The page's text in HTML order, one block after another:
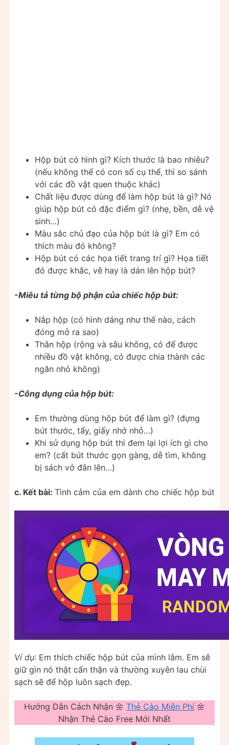
Hộp bút có hình gì? Kích thước là bao nhiêu?
(nếu không thể có con số cụ thể, thì so sánh
với các đồ vật quen thuộc khác)
Chất liệu được dùng để làm hộp bút là gì? Nó
giúp hộp bút có đặc điểm gì? (nhẹ, bền, dễ vệ
sinh…)
Màu sắc chủ đạo của hộp bút là gì? Em có
thích màu đó không?
Hộp bút có các họa tiết trang trí gì? Họa tiết
đó được khắc, vẽ hay là dán lên hộp bút?
-Miêu tả từng bộ phận của chiếc hộp bút:
Nắp hộp (có hình dáng như thế nào, cách
đóng mở ra sao)
Thân hộp (rộng và sâu không, có để được
nhiều đồ vật không, có được chia thành các
ngăn nhỏ không)
-Công dụng của hộp bút:
Em thường dùng hộp bút để làm gì? (đựng
bút thước, tẩy, giấy nhớ nhỏ…)
Khi sử dụng hộp bút thì đem lại lợi ích gì cho
em? (cất bút thước gọn gàng, dễ tìm, không
bị sách vở đằn lên…)
c. Kết bài: Tình cảm của em dành cho chiếc hộp bút
Ví dụ: Em thích chiếc hộp bút của mình lắm. Em sẽ
giữ gìn nó thật cẩn thận và thường xuyên lau chùi
sạch sẽ để hộp luôn sạch đẹp.
Hướng Dẫn Cách Nhận 🌼 Thẻ Cào Miễn Phí 🌼
Nhận Thẻ Cào Free Mới Nhất